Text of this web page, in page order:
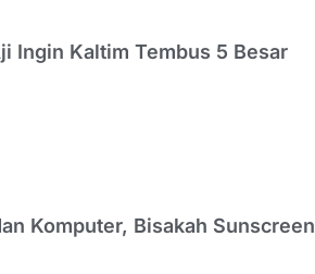
Ingin Kaltim Tembus 5 Besar
Komputer, Bisakah Sunscreen